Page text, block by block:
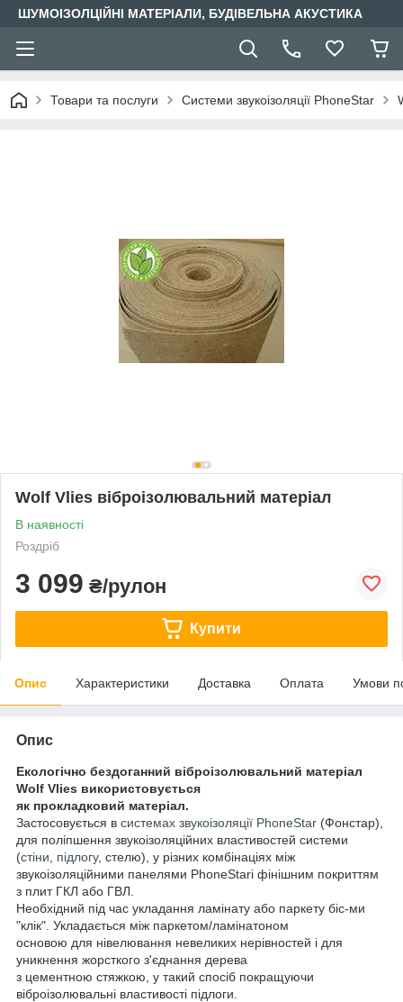
ШУМОІЗОЛЦІЙНІ МАТЕРІАЛИ, БУДІВЕЛЬНА АКУСТИКА
Товари та послуги Системи звукоізоляції PhoneStar
Wolf Vlies віброізолювальний матеріал
В наявності
Роздріб
3 099 ₴/рулон
Купити
Опис Характеристики Доставка Оплата Умови
Опис
Екологічно бездоганний віброізолювальний матеріал
Wolf Vlies використовується
як прокладковий матеріал.
Застосовується в системах звукоізоляції PhoneStar (Фонстар),
для поліпшення звукоізоляційних властивостей системи
(стіни підлогу, стелю), у різних комбінаціях між
звукоізоляційними панелями PhoneStari фінішним покриттям
з плит ГКЛ або ГВЛ.
Необхідний під час укладання ламінату або паркету біс-ми
"клік". Укладається між паркетом/ламінатоном
основою для нівелювання невеликих нерівностей і для
уникнення жорсткого з'єднання дерева
з цементною стяжкою, у такий спосіб покращуючи
віброізолювальні властивості підлоги.